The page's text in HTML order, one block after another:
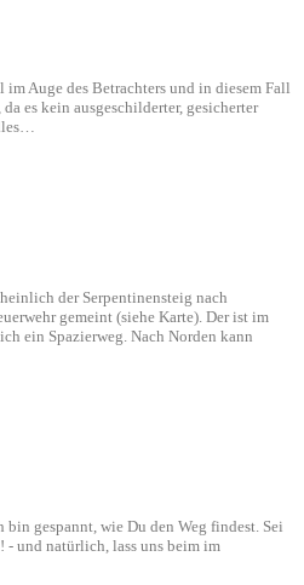
Auge des Betrachters und in diesem Fall
es kein ausgeschilderter, gesicherter
der Serpentinensteig nach
gemeint (siehe Karte). Der ist im
ein Spazierweg. Nach Norden kann
gespannt, wie Du den Weg findest. Sei
und natürlich, lass uns beim im